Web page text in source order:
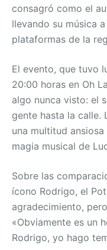
consagró como el
llevando su música
plataformas de la
El evento, que tuvo
20:00 horas en Oh
algo nunca visto: el
gente hasta la calle.
una multitud
magia musical de
Sobre las
ícono Rodrigo, el
agradecimiento,
«Obviamente es un
Rodrigo, yo hago